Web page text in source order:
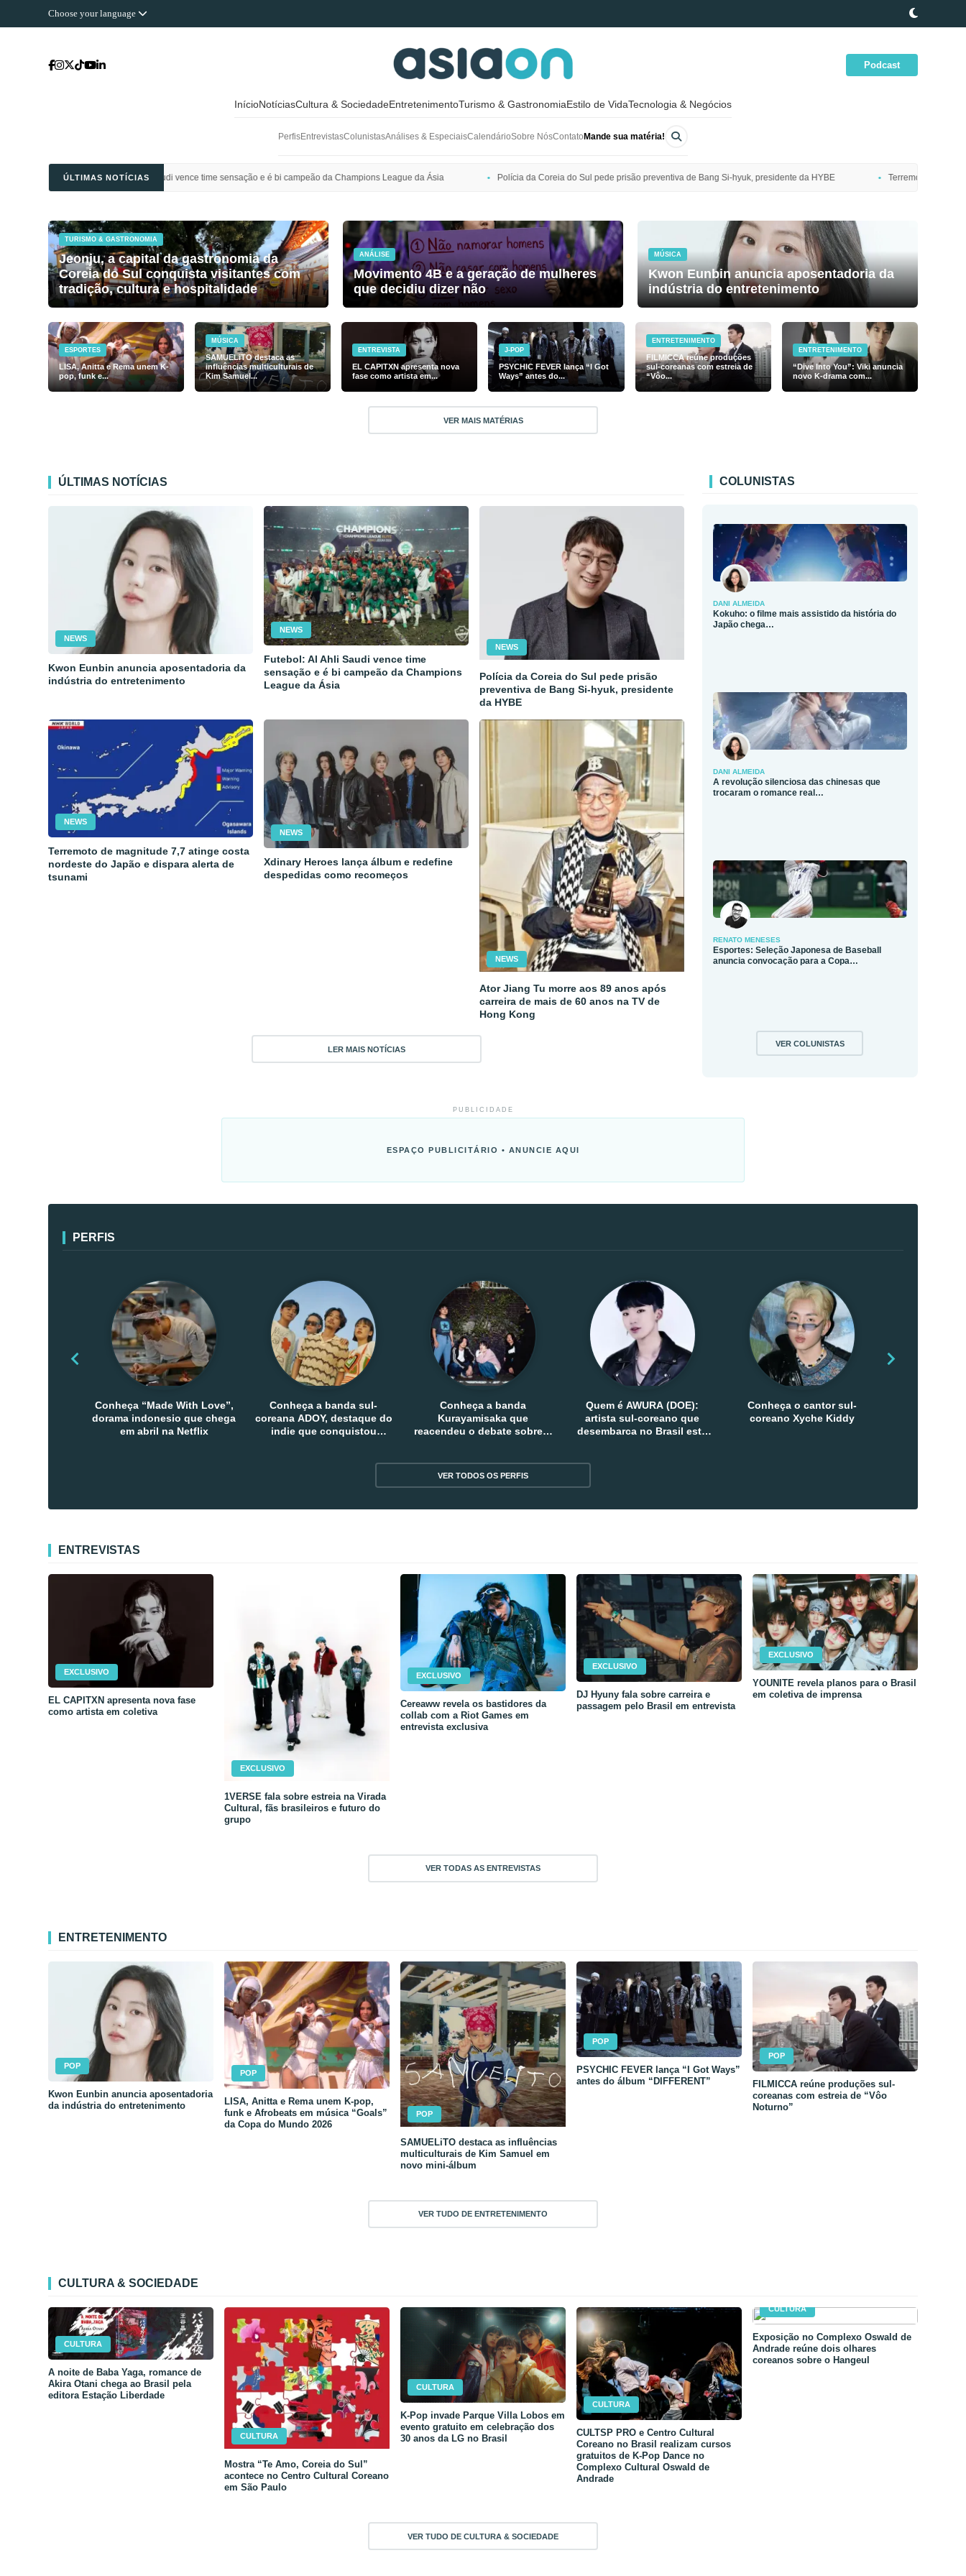
Choose your language
Podcast
InícioNotíciasCultura & SociedadeEntretenimentoTurismo & GastronomiaEstilo de VidaTecnologia & Negócios
PerfisEntrevistasColunistasAnálises & EspeciaisCalendárioSobre NósContato Mande sua matéria!
ÚLTIMAS NOTÍCIAS
Ahli Saudi vence time sensação e é bi campeão da Champions League da Ásia Polícia da Coreia do Sul pede prisão preventiva de Bang Si-hyuk, presidente da HYBE Terremoto de magnitude 7,7 atinge costa nordeste
TURISMO & GASTRONOMIA
Jeonju, a capital da gastronomia da
Coreia do Sul conquista visitantes com
tradição, cultura e hospitalidade
ANÁLISE
Movimento 4B e a geração de mulheres
que decidiu dizer não
MÚSICA
Kwon Eunbin anuncia aposentadoria da
indústria do entretenimento
ESPORTES
LISA, Anitta e Rema unem K-
pop, funk e...
MÚSICA
SAMUELiTO destaca as
influências multiculturais de
Kim Samuel...
ENTREVISTA
EL CAPITXN apresenta nova
fase como artista em...
J-POP
PSYCHIC FEVER lança “I Got
Ways” antes do...
ENTRETENIMENTO
FILMICCA reúne produções
sul-coreanas com estreia de
“Vôo...
ENTRETENIMENTO
“Dive Into You”: Viki anuncia
novo K-drama com...
VER MAIS MATÉRIAS
ÚLTIMAS NOTÍCIAS
NEWS
Kwon Eunbin anuncia aposentadoria da
indústria do entretenimento
NEWS
Futebol: Al Ahli Saudi vence time
sensação e é bi campeão da Champions
League da Ásia
NEWS
Polícia da Coreia do Sul pede prisão
preventiva de Bang Si-hyuk, presidente
da HYBE
NEWS
Terremoto de magnitude 7,7 atinge costa
nordeste do Japão e dispara alerta de
tsunami
NEWS
Xdinary Heroes lança álbum e redefine
despedidas como recomeços
NEWS
Ator Jiang Tu morre aos 89 anos após
carreira de mais de 60 anos na TV de
Hong Kong
LER MAIS NOTÍCIAS
COLUNISTAS
DANI ALMEIDA
Kokuho: o filme mais assistido da história do
Japão chega…
DANI ALMEIDA
A revolução silenciosa das chinesas que
trocaram o romance real…
RENATO MENESES
Esportes: Seleção Japonesa de Baseball
anuncia convocação para a Copa…
VER COLUNISTAS
PUBLICIDADE
ESPAÇO PUBLICITÁRIO • ANUNCIE AQUI
PERFIS
Conheça “Made With Love”,
dorama indonesio que chega
em abril na Netflix
Conheça a banda sul-
coreana ADOY, destaque do
indie que conquistou
Conheça a banda
Kurayamisaka que
reacendeu o debate sobre o
Quem é AWURA (DOE):
artista sul-coreano que
desembarca no Brasil esta
Conheça o cantor sul-
coreano Xyche Kiddy
VER TODOS OS PERFIS
ENTREVISTAS
EXCLUSIVO
EL CAPITXN apresenta nova fase
como artista em coletiva
EXCLUSIVO
1VERSE fala sobre estreia na Virada
Cultural, fãs brasileiros e futuro do
grupo
EXCLUSIVO
Cereaww revela os bastidores da
collab com a Riot Games em
entrevista exclusiva
EXCLUSIVO
DJ Hyuny fala sobre carreira e
passagem pelo Brasil em entrevista
EXCLUSIVO
YOUNITE revela planos para o Brasil
em coletiva de imprensa
VER TODAS AS ENTREVISTAS
ENTRETENIMENTO
POP
Kwon Eunbin anuncia aposentadoria
da indústria do entretenimento
POP
LISA, Anitta e Rema unem K-pop,
funk e Afrobeats em música “Goals”
da Copa do Mundo 2026
POP
SAMUELiTO destaca as influências
multiculturais de Kim Samuel em
novo mini-álbum
POP
PSYCHIC FEVER lança “I Got Ways”
antes do álbum “DIFFERENT”
POP
FILMICCA reúne produções sul-
coreanas com estreia de “Vôo
Noturno”
VER TUDO DE ENTRETENIMENTO
CULTURA & SOCIEDADE
CULTURA
A noite de Baba Yaga, romance de
Akira Otani chega ao Brasil pela
editora Estação Liberdade
CULTURA
Mostra “Te Amo, Coreia do Sul”
acontece no Centro Cultural Coreano
em São Paulo
CULTURA
K-Pop invade Parque Villa Lobos em
evento gratuito em celebração dos
30 anos da LG no Brasil
CULTURA
CULTSP PRO e Centro Cultural
Coreano no Brasil realizam cursos
gratuitos de K-Pop Dance no
Complexo Cultural Oswald de
Andrade
CULTURA
Exposição no Complexo Oswald de
Andrade reúne dois olhares
coreanos sobre o Hangeul
VER TUDO DE CULTURA & SOCIEDADE